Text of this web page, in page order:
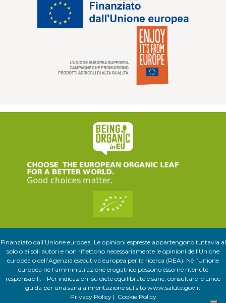
Finanziato dall’Unione europea. Le opinioni espresse appartengono tuttavia al
solo o ai soli autori e non riflettono necessariamente le opinioni dell’Unione
europea o dell’Agenzia esecutiva europea per la ricerca (REA). Né l’Unione
europea né l’amministrazione erogatrice possono esserne ritenute
responsabili. - Per indicazioni su diete equilibrate e sane, consultare le Linee
guida per una sana alimentazione sul sito www.salute.gov.it
Privacy Policy| Cookie Policy